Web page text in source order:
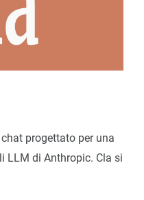
progettato per una
LLM di Anthropic. Cla si